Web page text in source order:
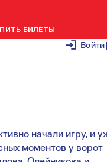
Войти
БИЛЕТЫ
НА
С ПОБЕДЫ
начали игру, и
моментов у ворот